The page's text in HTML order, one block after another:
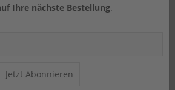
Ihre nächste Bestellung.
Jetzt Abonnieren